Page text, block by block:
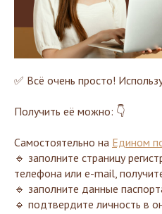
✅ Всё очень просто!
Получить её можно: 👇
Самостоятельно на Едином
🔹 заполните страницу
телефона или e-mail,
🔹 заполните данные
🔹 подтвердите личность в